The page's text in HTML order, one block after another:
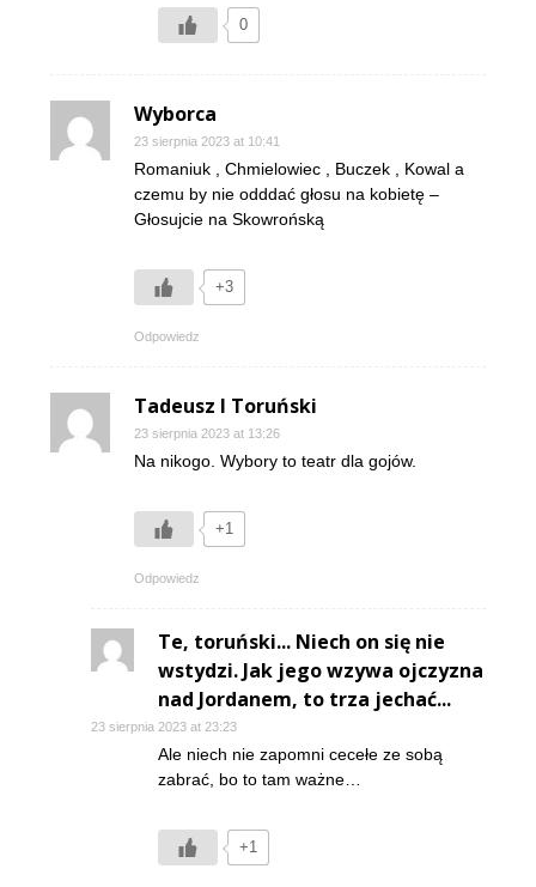
0
Wyborca
23 sierpnia 2023 at 10:41
Romaniuk , Chmielowiec , Buczek , Kowal a
czemu by nie odddać głosu na kobietę –
Głosujcie na Skowrońską
+3
Odpowiedz
Tadeusz I Toruński
23 sierpnia 2023 at 13:26
Na nikogo. Wybory to teatr dla gojów.
+1
Odpowiedz
Te, toruński... Niech on się nie
wstydzi. Jak jego wzywa ojczyzna
nad Jordanem, to trza jechać...
23 sierpnia 2023 at 23:23
Ale niech nie zapomni cecełe ze sobą
zabrać, bo to tam ważne…
+1